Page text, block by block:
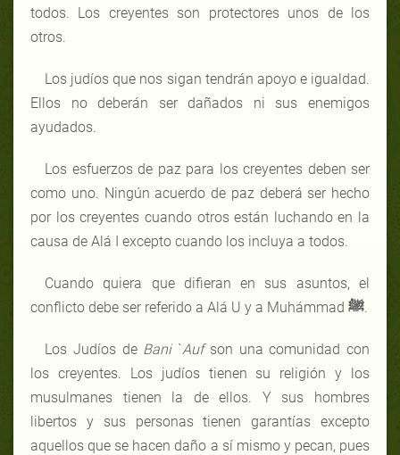
todos. Los creyentes son protectores unos de los
otros.
Los judíos que nos sigan tendrán apoyo e igualdad.
Ellos no deberán ser dañados ni sus enemigos
ayudados.
Los esfuerzos de paz para los creyentes deben ser
como uno. Ningún acuerdo de paz deberá ser hecho
por los creyentes cuando otros están luchando en la
causa de Alá I excepto cuando los incluya a todos.
Cuando quiera que difieran en sus asuntos, el
conflicto debe ser referido a Alá U y a Muhámmad ﷺ.
Los Judíos de Bani`Aufson una comunidad con
los creyentes. Los judíos tienen su religión y los
musulmanes tienen la de ellos. Y sus hombres
libertos y sus personas tienen garantías excepto
aquellos que se hacen daño a sí mismo y pecan, pues